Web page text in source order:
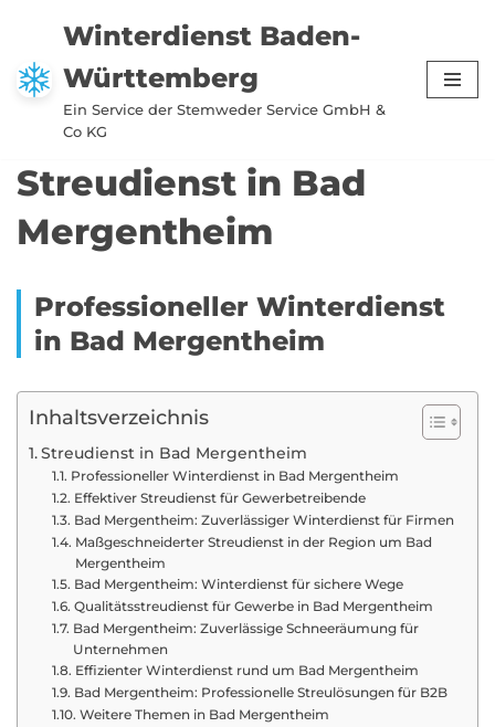
Zum
Inhalt
springen
Winterdienst Baden-
Württemberg
Ein Service der Stemweder Service GmbH &
Co KG
Streudienst in Bad
Mergentheim
Professioneller Winterdienst
in Bad Mergentheim
Inhaltsverzeichnis
Streudienst in Bad Mergentheim
Professioneller Winterdienst in Bad Mergentheim
Effektiver Streudienst für Gewerbetreibende
Bad Mergentheim: Zuverlässiger Winterdienst für Firmen
Maßgeschneiderter Streudienst in der Region um Bad
Mergentheim
Bad Mergentheim: Winterdienst für sichere Wege
Qualitätsstreudienst für Gewerbe in Bad Mergentheim
Bad Mergentheim: Zuverlässige Schneeräumung für
Unternehmen
Effizienter Winterdienst rund um Bad Mergentheim
Bad Mergentheim: Professionelle Streulösungen für B2B
Weitere Themen in Bad Mergentheim